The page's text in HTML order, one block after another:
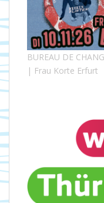
BUREAU DE
| Frau Korte Erfurt